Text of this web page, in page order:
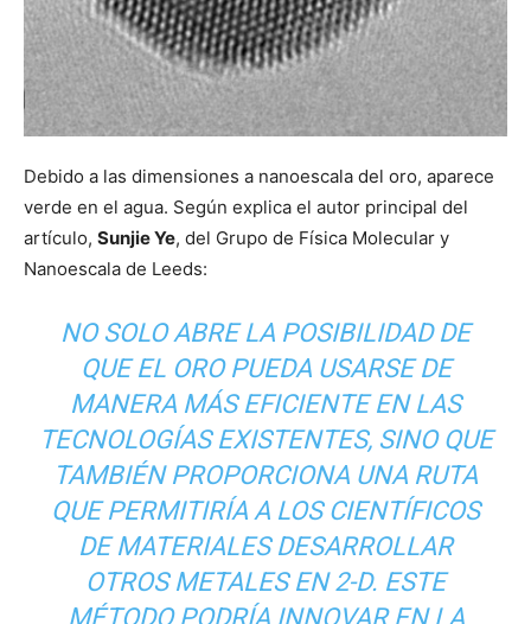
Debido a las dimensiones a nanoescala del oro, aparece
verde en el agua. Según explica el autor principal del
artículo, Sunjie Ye, del Grupo de Física Molecular y
Nanoescala de Leeds:
NO SOLO ABRE LA POSIBILIDAD DE
QUE EL ORO PUEDA USARSE DE
MANERA MÁS EFICIENTE EN LAS
TECNOLOGÍAS EXISTENTES, SINO QUE
TAMBIÉN PROPORCIONA UNA RUTA
QUE PERMITIRÍA A LOS CIENTÍFICOS
DE MATERIALES DESARROLLAR
OTROS METALES EN 2-D. ESTE
MÉTODO PODRÍA INNOVAR EN LA